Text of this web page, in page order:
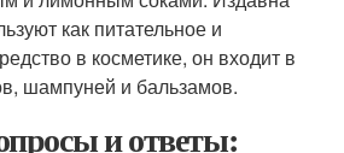
как питательное и
в косметике, он входит в
шампуней и бальзамов.
и ответы: